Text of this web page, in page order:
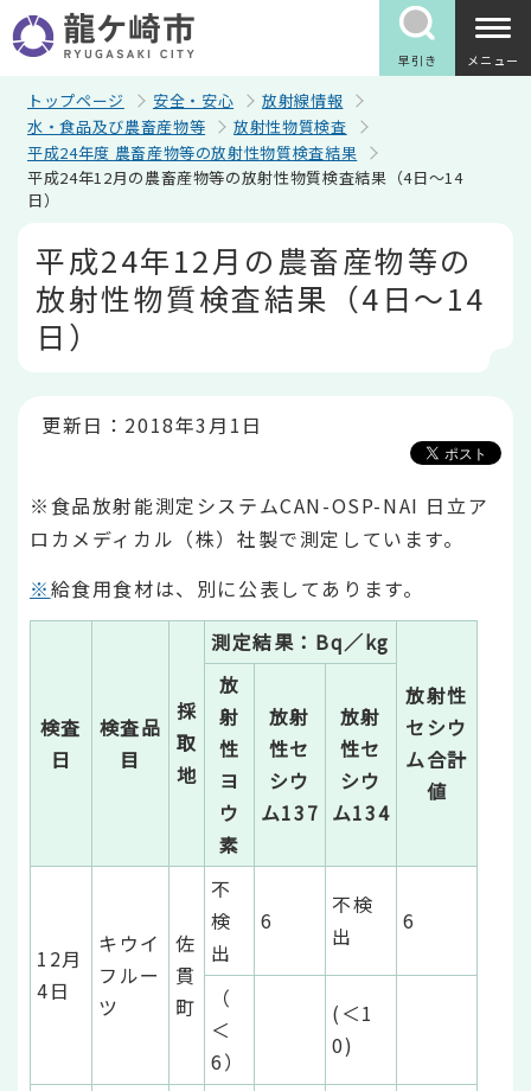
の
ペ
早引き メニュー
トップページ 安全・安心
放射線情報
水・食品及び農畜産物等
放射性物質検査
平成24年度 農畜産物等の放射性物質検査結果
平成24年12月の農畜産物等の放射性物質検査結果（4日～14
日）
平成24年12月の農畜産物等の
放射性物質検査結果（4日～14
日）
更新日：2018年3月1日
※食品放射能測定システムCAN-OSP-NAI 日立ア
ロカメディカル（株）社製で測定しています。
※給食用食材は、別に公表してあります。
検査
日
検査品
目
採
取
地
測定結果：Bq／kg
放射性
セシウ
ム合計
値
放
射
性
ヨ
ウ
素
放射
性セ
シウ
ム137
放射
性セ
シウ
ム134
12月
4日
キウイ
フルー
ツ
佐
貫
町
不
検
出
6
不検
出
6
（
＜
6）
(＜1
0)